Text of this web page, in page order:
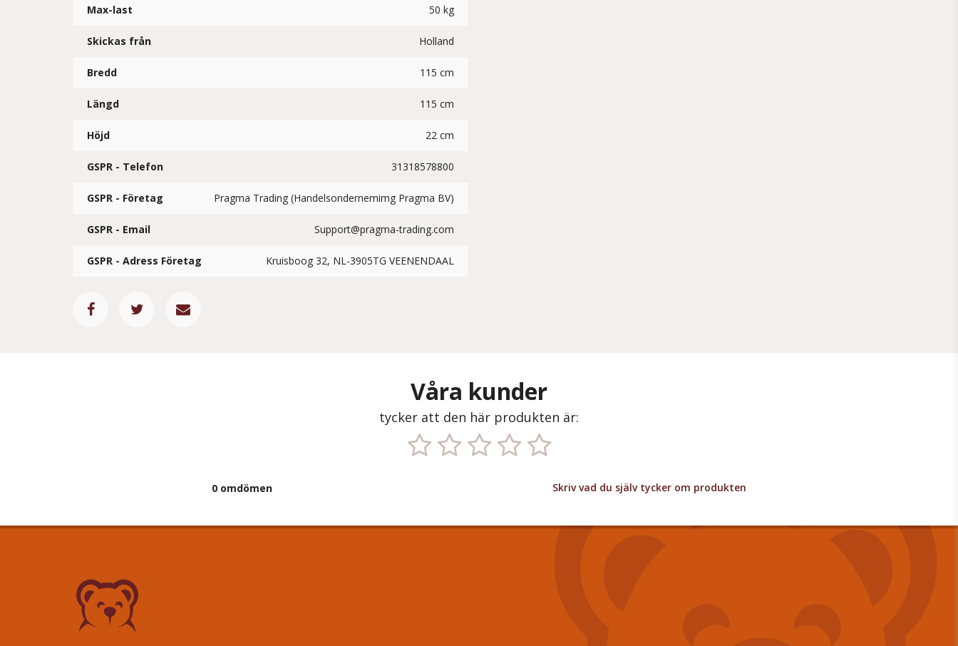
Max-last 50 kg
Skickas från Holland
Bredd 115 cm
Längd 115 cm
Höjd 22 cm
GSPR - Telefon 31318578800
GSPR - Företag Pragma Trading (Handelsondernemimg Pragma BV)
GSPR - Email Support@pragma-trading.com
GSPR - Adress Företag Kruisboog 32, NL-3905TG VEENENDAAL
Våra kunder
tycker att den här produkten är:
0 omdömen Skriv vad du själv tycker om produkten